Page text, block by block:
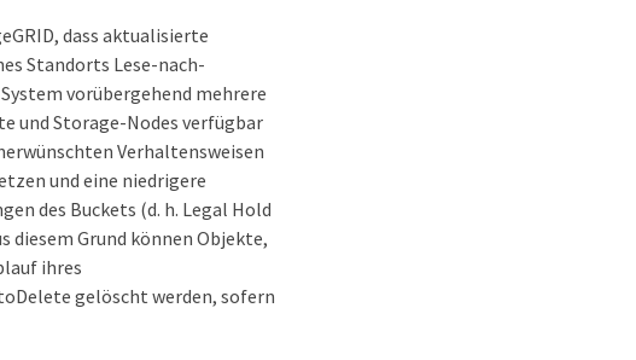
dass aktualisierte
Standorts Lese-nach-
vorübergehend mehrere
und Storage-Nodes verfügbar
Verhaltensweisen
und eine niedrigere
des Buckets (d. h. Legal Hold
diesem Grund können Objekte,
ihres
gelöscht werden, sofern